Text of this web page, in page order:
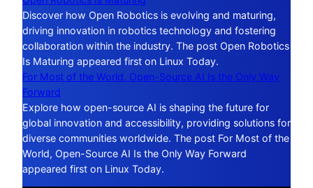
Discover how Open Robotics is evolving and maturing,
driving innovation in robotics technology and fostering
collaboration within the industry. The post Open Robotics
Is Maturing appeared first on Linux Today.
For Most of the World, Open-Source AI Is the Only Way
Forward
Explore how open-source AI is shaping the future for
global innovation and accessibility, providing solutions for
diverse communities worldwide. The post For Most of the
World, Open-Source AI Is the Only Way Forward
appeared first on Linux Today.